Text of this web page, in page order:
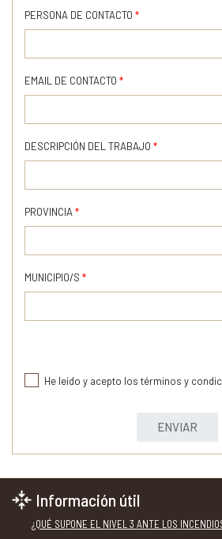
PERSONA DE CONTACTO *
EMAIL DE CONTACTO *
DESCRIPCIÓN DEL TRABAJO *
PROVINCIA *
MUNICIPIO/S *
He leído y acepto los términos y
ENVIAR
Información útil
¿QUÉ SUPONE EL NIVEL 3 ANTE LOS